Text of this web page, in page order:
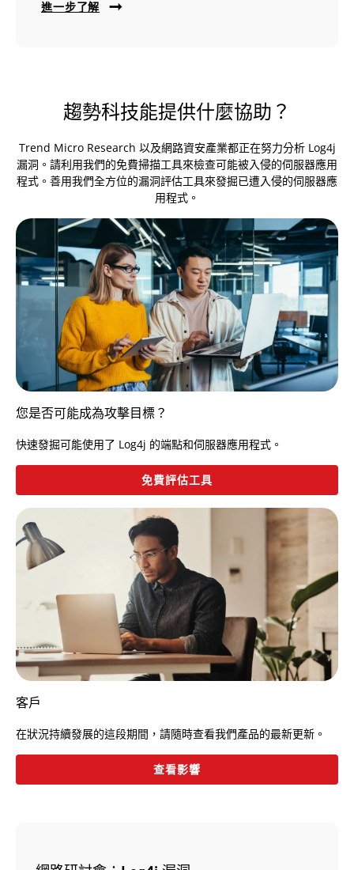
進一步了解
趨勢科技能提供什麼協助？
Trend Micro Research 以及網路資安產業都正在努力分析 Log4j
漏洞。請利用我們的免費掃描工具來檢查可能被入侵的伺服器應用
程式。善用我們全方位的漏洞評估工具來發掘已遭入侵的伺服器應
用程式。
您是否可能成為攻擊目標？
快速發掘可能使用了 Log4j 的端點和伺服器應用程式。
免費評估工具
客戶
在狀況持續發展的這段期間，請隨時查看我們產品的最新更新。
查看影響